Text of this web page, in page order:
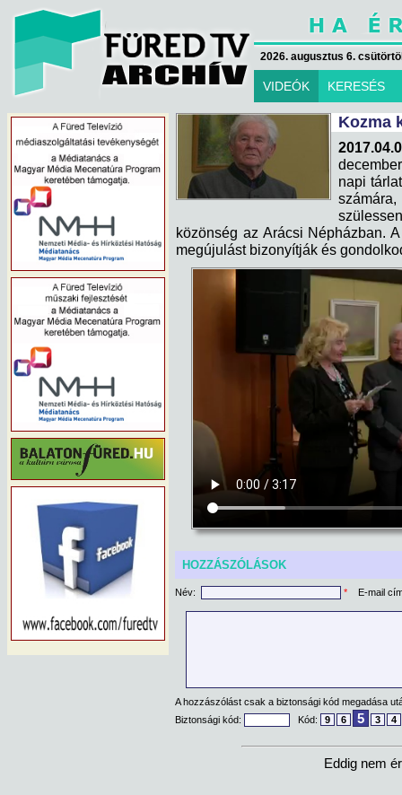
2026. augusztus 6.
VIDEÓK KERESÉS
Kozma
napi
közönség az Arácsi Népházban.
megújulást bizonyítják és
HOZZÁSZÓLÁSOK
Név: * E-mail
A hozzászólást csak a biztonsági kód megadása
Biztonsági kód:
Kód: 9 6 5 3 4
Eddig nem